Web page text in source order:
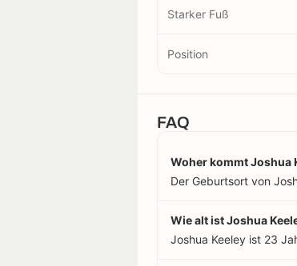
Starker Fuß
Position
FAQ
Woher kommt Joshua
Der Geburtsort von
Wie alt ist Joshua
Joshua Keeley ist 23